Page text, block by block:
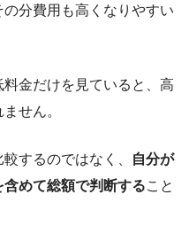
分費用も高くなりやすい
金だけを見ていると、高
せん。
するのではなく、
自分が
めて総額で判断すること